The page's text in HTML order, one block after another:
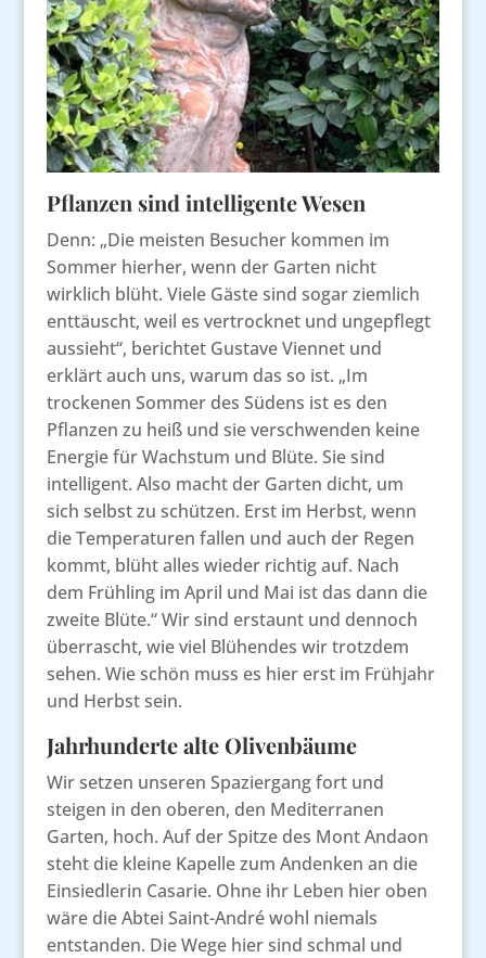
Pflanzen sind intelligente Wesen
Denn: „Die meisten Besucher kommen im
Sommer hierher, wenn der Garten nicht
wirklich blüht. Viele Gäste sind sogar ziemlich
enttäuscht, weil es vertrocknet und ungepflegt
aussieht“, berichtet Gustave Viennet und
erklärt auch uns, warum das so ist. „Im
trockenen Sommer des Südens ist es den
Pflanzen zu heiß und sie verschwenden keine
Energie für Wachstum und Blüte. Sie sind
intelligent. Also macht der Garten dicht, um
sich selbst zu schützen. Erst im Herbst, wenn
die Temperaturen fallen und auch der Regen
kommt, blüht alles wieder richtig auf. Nach
dem Frühling im April und Mai ist das dann die
zweite Blüte.“ Wir sind erstaunt und dennoch
überrascht, wie viel Blühendes wir trotzdem
sehen. Wie schön muss es hier erst im Frühjahr
und Herbst sein.
Jahrhunderte alte Olivenbäume
Wir setzen unseren Spaziergang fort und
steigen in den oberen, den Mediterranen
Garten, hoch. Auf der Spitze des Mont Andaon
steht die kleine Kapelle zum Andenken an die
Einsiedlerin Casarie. Ohne ihr Leben hier oben
wäre die Abtei Saint-André wohl niemals
entstanden. Die Wege hier sind schmal und